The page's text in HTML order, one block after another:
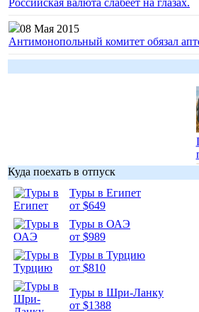
Российская валюта слабеет на глазах.
08 Мая 2015
Антимонопольный комитет обязал
Куда поехать в отпуск
Туры в Египет
от $649
Туры в ОАЭ
от $989
Туры в Турцию
от $810
Туры в Шри-Ланку
от $1388